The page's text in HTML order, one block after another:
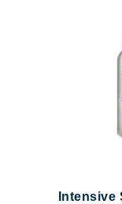
Intensive